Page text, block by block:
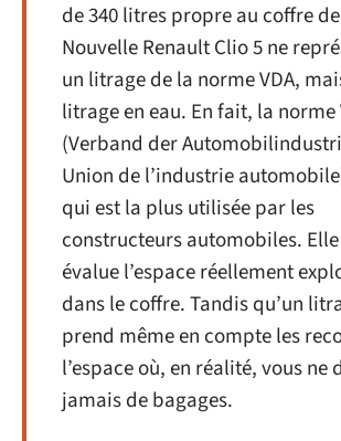
de 340 litres propre au coffre
Nouvelle Renault Clio 5 ne
un litrage de la norme VDA,
litrage en eau. En fait, la norme
(Verband der
Union de l’industrie
qui est la plus utilisée par les
constructeurs automobiles.
évalue l’espace réellement
dans le coffre. Tandis qu’un
prend même en compte les
l’espace où, en réalité, vous ne
jamais de bagages.